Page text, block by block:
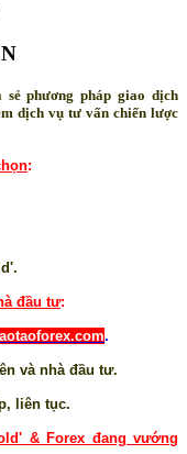
phương pháp giao dịch
dịch vụ tư vấn chiến lược
:
đầu tư:
.
và nhà đầu tư.
liên tục.
& Forex đang vướng